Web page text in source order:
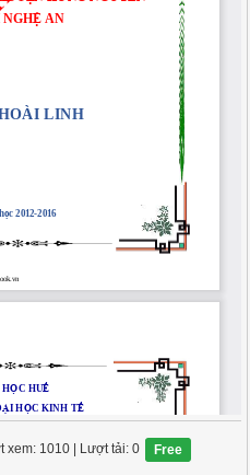
xem: 1010 | Lượt tải: 0 Free